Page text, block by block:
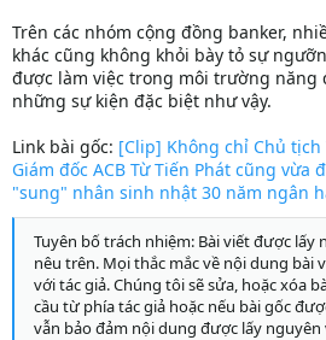
Trên các nhóm cộng đồng banker,
khác cũng không khỏi bày tỏ sự
được làm việc trong môi trường năng
những sự kiện đặc biệt như vậy.
Link bài gốc: [Clip] Không chỉ Chủ tịch
Giám đốc ACB Từ Tiến Phát cũng vừa
"sung" nhân sinh nhật 30 năm ngân
Tuyên bố trách nhiệm: Bài viết được
nêu trên. Mọi thắc mắc về nội dung bài
với tác giả. Chúng tôi sẽ sửa, hoặc xóa
cầu từ phía tác giả hoặc nếu bài gốc
vẫn bảo đảm nội dung được lấy